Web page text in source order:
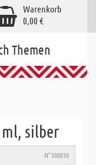
Warenkorb
0,00 €
Themen
silber
N° 500830